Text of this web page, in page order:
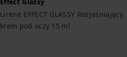
Lirene EFFECT GLASSY Rozjaśniający
krem pod oczy 15 ml